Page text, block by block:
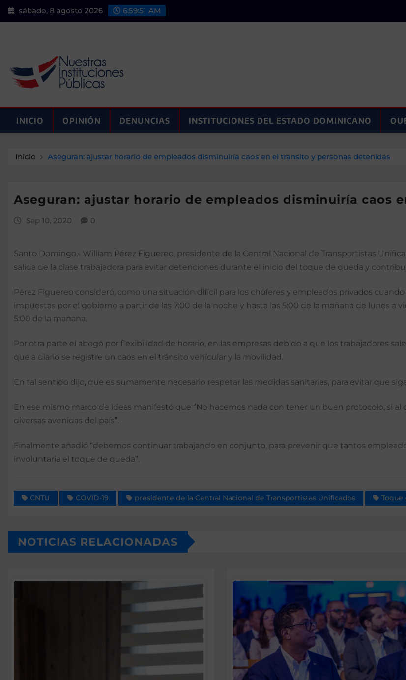
Saltar
al
sábado, 8 agosto 2026 6:59:52 AM
INICIO OPINIÓN DENUNCIAS INSTITUCIONES DEL ESTADO DOMINICANO
Inicio Aseguran: ajustar horario de empleados disminuiría caos en el transito y personas detenidas
Aseguran: ajustar horario de empleados disminuiría caos
Sep 10, 2020 0
Santo Domingo.- William Pérez Figuereo, presidente de la Central Nacional de Transportistas
salida de la clase trabajadora para evitar detenciones durante el inicio del toque de queda y
Pérez Figuereo consideró, como una situación difícil para los chóferes y empleados privados
impuestas por el gobierno a partir de las 7:00 de la noche y hasta las 5:00 de la mañana de lunes a
5:00 de la mañana.
Por otra parte el abogó por flexibilidad de horario, en las empresas debido a que los trabajadores
que a diario se registre un caos en el tránsito vehícular y la movilidad.
En tal sentido dijo, que es sumamente necesario respetar las medidas sanitarias, para evitar que
En ese mismo marco de ideas manifestó que “No hacemos nada con tener un buen protocolo, si
diversas avenidas del país”.
Finalmente añadió “debemos continuar trabajando en conjunto, para prevenir que tantos
involuntaria el toque de queda”.
CNTU COVID-19 presidente de la Central Nacional de Transportistas Unificados Toque
NOTICIAS RELACIONADAS